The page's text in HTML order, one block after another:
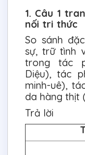
1. Câu 1
nối tri thức
So sánh
sự, trữ tình
trong tác
Diệu), tác
minh-uê),
da hàng thịt
Trả lời